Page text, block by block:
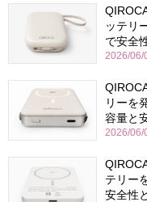
ッテリ
で安全
2026/06/
リーを
容量と
2026/06/
テリー
安全性